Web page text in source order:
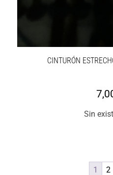
CINTURÓN
Sin
1 2